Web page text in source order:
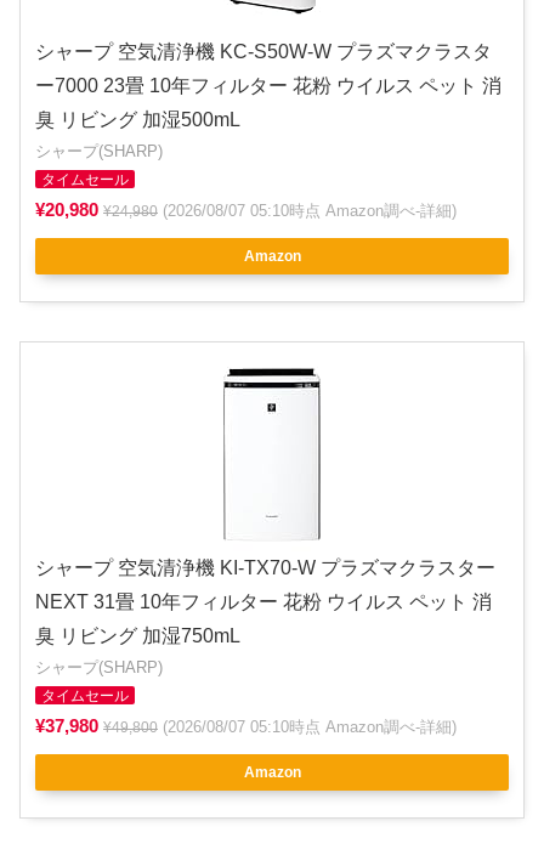
シャープ 空気清浄機 KC-S50W-W プラズマクラスタ
ー7000 23畳 10年フィルター 花粉 ウイルス ペット 消
臭 リビング 加湿500mL
シャープ(SHARP)
タイムセール
¥20,980 ¥24,980 (2026/08/07 05:10時点 Amazon調べ-詳細)
Amazon
シャープ 空気清浄機 KI-TX70-W プラズマクラスター
NEXT 31畳 10年フィルター 花粉 ウイルス ペット 消
臭 リビング 加湿750mL
シャープ(SHARP)
タイムセール
¥37,980 ¥49,800 (2026/08/07 05:10時点 Amazon調べ-詳細)
Amazon